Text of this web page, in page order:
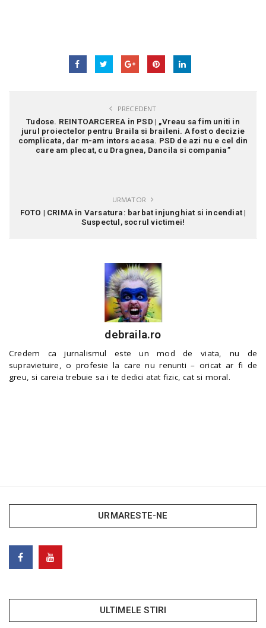
PRECEDENT
Tudose. REINTOARCEREA in PSD | „Vreau sa fim uniti in
jurul proiectelor pentru Braila si braileni. A fost o decizie
complicata, dar m-am intors acasa. PSD de azi nu e cel din
care am plecat, cu Dragnea, Dancila si compania”
URMATOR
FOTO | CRIMA in Varsatura: barbat injunghiat si incendiat |
Suspectul, socrul victimei!
debraila.ro
Credem ca jurnalismul este un mod de viata, nu de
supravietuire, o profesie la care nu renunti – oricat ar fi de
greu, si careia trebuie sa i te dedici atat fizic, cat si moral.
URMARESTE-NE
ULTIMELE STIRI